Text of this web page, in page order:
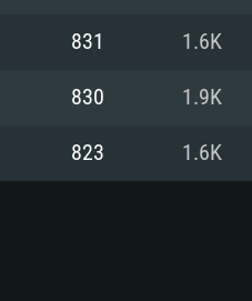
언트)
언트)
831 1.6K
830 1.9K
823 1.6K